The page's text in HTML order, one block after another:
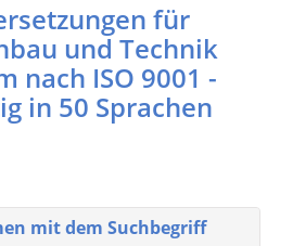
für
und Technik
nach ISO 9001 -
in 50 Sprachen
mit dem Suchbegriff